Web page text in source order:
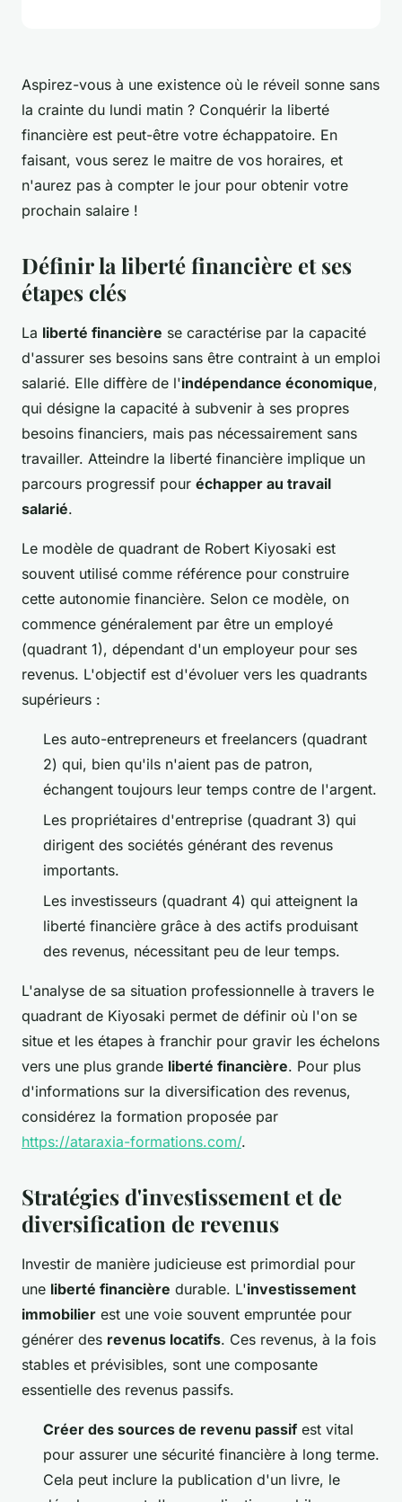
Aspirez-vous à une existence où le réveil sonne sans
la crainte du lundi matin ? Conquérir la liberté
financière est peut-être votre échappatoire. En
faisant, vous serez le maitre de vos horaires, et
n'aurez pas à compter le jour pour obtenir votre
prochain salaire !
Définir la liberté financière et ses
étapes clés
La liberté financière se caractérise par la capacité
d'assurer ses besoins sans être contraint à un emploi
salarié. Elle diffère de l'indépendance économique,
qui désigne la capacité à subvenir à ses propres
besoins financiers, mais pas nécessairement sans
travailler. Atteindre la liberté financière implique un
parcours progressif pour échapper au travail
salarié.
Le modèle de quadrant de Robert Kiyosaki est
souvent utilisé comme référence pour construire
cette autonomie financière. Selon ce modèle, on
commence généralement par être un employé
(quadrant 1), dépendant d'un employeur pour ses
revenus. L'objectif est d'évoluer vers les quadrants
supérieurs :
Les auto-entrepreneurs et freelancers (quadrant
2) qui, bien qu'ils n'aient pas de patron,
échangent toujours leur temps contre de l'argent.
Les propriétaires d'entreprise (quadrant 3) qui
dirigent des sociétés générant des revenus
importants.
Les investisseurs (quadrant 4) qui atteignent la
liberté financière grâce à des actifs produisant
des revenus, nécessitant peu de leur temps.
L'analyse de sa situation professionnelle à travers le
quadrant de Kiyosaki permet de définir où l'on se
situe et les étapes à franchir pour gravir les échelons
vers une plus grande liberté financière. Pour plus
d'informations sur la diversification des revenus,
considérez la formation proposée par
https://ataraxia-formations.com/.
Stratégies d'investissement et de
diversification de revenus
Investir de manière judicieuse est primordial pour
une liberté financière durable. L'investissement
immobilier est une voie souvent empruntée pour
générer des revenus locatifs. Ces revenus, à la fois
stables et prévisibles, sont une composante
essentielle des revenus passifs.
Créer des sources de revenu passif est vital
pour assurer une sécurité financière à long terme.
Cela peut inclure la publication d'un livre, le